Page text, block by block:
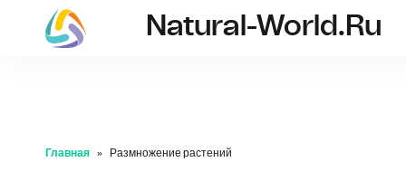
natural-world.ru
Natural-World.ru
Главная Размножение растений